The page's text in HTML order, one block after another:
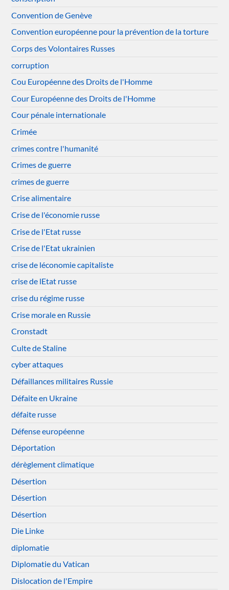
Convention de Genève
Convention européenne pour la prévention de la torture
Corps des Volontaires Russes
corruption
Cou Européenne des Droits de l'Homme
Cour Européenne des Droits de l'Homme
Cour pénale internationale
Crimée
crimes contre l'humanité
Crimes de guerre
crimes de guerre
Crise alimentaire
Crise de l'économie russe
Crise de l'Etat russe
Crise de l'Etat ukrainien
crise de léconomie capitaliste
crise de lEtat russe
crise du régime russe
Crise morale en Russie
Cronstadt
Culte de Staline
cyber attaques
Défaillances militaires Russie
Défaite en Ukraine
défaite russe
Défense européenne
Déportation
dérèglement climatique
Désertion
Désertion
Désertion
Die Linke
diplomatie
Diplomatie du Vatican
Dislocation de l'Empire